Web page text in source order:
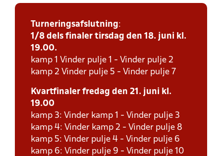
Turneringsafslutning:
1/8 dels finaler tirsdag den 18. juni kl.
19.00.
kamp 1 Vinder pulje 1 - Vinder pulje 2
kamp 2 Vinder pulje 5 - Vinder pulje 7
Kvartfinaler fredag den 21. juni kl.
19.00
kamp 3: Vinder kamp 1 - Vinder pulje 3
kamp 4: Vinder kamp 2 - Vinder pulje 8
kamp 5: Vinder pulje 4 - Vinder pulje 6
kamp 6: Vinder pulje 9 - Vinder pulje 10